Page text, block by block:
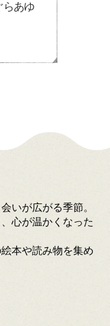
らあゆ
いが広がる季節。
心が温かくなった
本や読み物を集め